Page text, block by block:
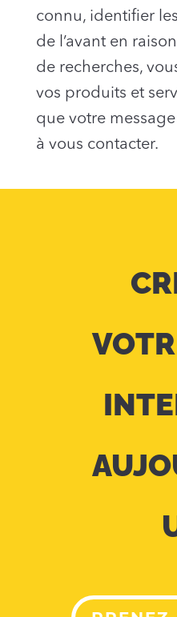
connu, identifier
de l’avant en
de recherches,
vos produits et
que votre
à vous contacter.